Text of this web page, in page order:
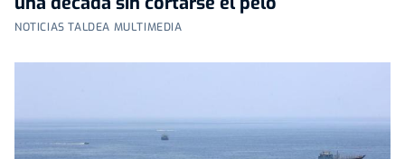
NOTICIAS TALDEA MULTIMEDIA